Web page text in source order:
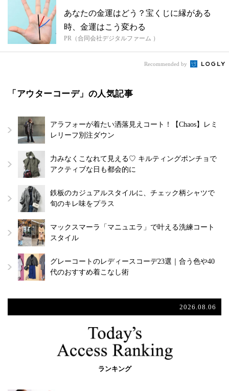
あなたの金運はどう？宝くじに縁がある
時、金運はこう変わる
PR（合同会社デジタルファーム ）
Recommended by
「アウターコーデ」の人気記事
アラフォーが着たい洒落見えコート！【Chaos】レミ
レリーフ別注ダウン
力みなくこなれて見える♡ キルティングポンチョで
アクティブな日も都会的に
鉄板のカジュアルスタイルに、チェック柄シャツで
旬のキレ味をプラス
マックスマーラ「マニュエラ」で叶える洗練コート
スタイル
グレーコートのレディースコーデ23選｜合う色や40
代のおすすめ着こなし術
2026.08.06
ランキング